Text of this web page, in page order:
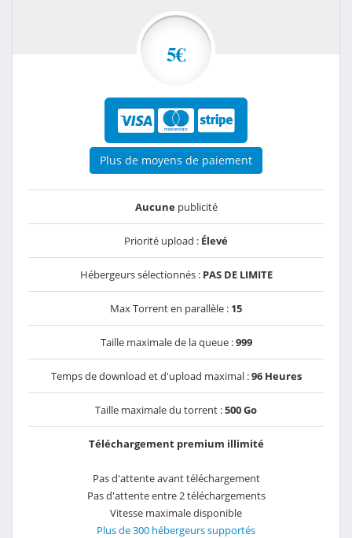
5€
Plus de moyens de paiement
Aucunepublicité
Priorité upload : Élevé
Hébergeurs sélectionnés : PAS DE LIMITE
Max Torrent en parallèle : 15
Taille maximale de la queue :999
Temps de download et d'upload maximal :96 Heures
Taille maximale du torrent :500 Go
Téléchargement premium illimité
Pas d'attente avant téléchargement
Pas d'attente entre 2 téléchargements
Vitesse maximale disponible
Plus de 300 hébergeurs supportés